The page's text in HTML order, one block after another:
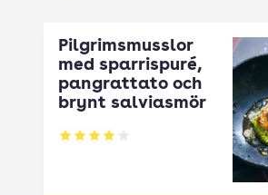
Pilgrimsmusslor
med sparrispuré,
pangrattato och
brynt salviasmör
Betyg: 3.86 av 5